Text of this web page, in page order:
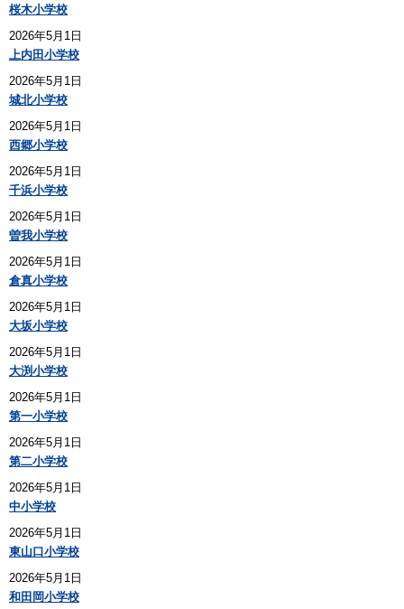
桜木小学校
2026年5月1日
上内田小学校
2026年5月1日
城北小学校
2026年5月1日
西郷小学校
2026年5月1日
千浜小学校
2026年5月1日
曽我小学校
2026年5月1日
倉真小学校
2026年5月1日
大坂小学校
2026年5月1日
大渕小学校
2026年5月1日
第一小学校
2026年5月1日
第二小学校
2026年5月1日
中小学校
2026年5月1日
東山口小学校
2026年5月1日
和田岡小学校